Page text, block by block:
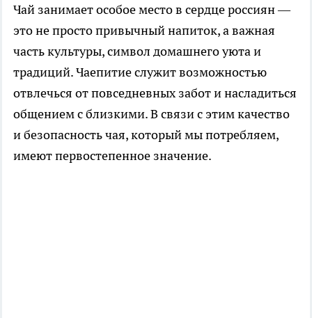
Чай занимает особое место в сердце россиян —
это не просто привычный напиток, а важная
часть культуры, символ домашнего уюта и
традиций. Чаепитие служит возможностью
отвлечься от повседневных забот и насладиться
общением с близкими. В связи с этим качество
и безопасность чая, который мы потребляем,
имеют первостепенное значение.